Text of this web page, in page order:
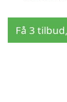
Få 3